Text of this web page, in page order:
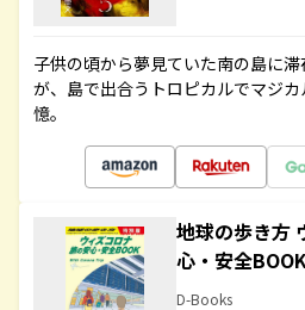
子供の頃から夢見ていた南の島に
が、島で出合うトロピカルでマジ
憶。
地球の歩き方
心・安全
D-Books